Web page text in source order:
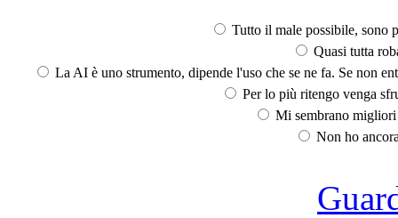
Tutto il male possibile, sono
Quasi tutta
La AI è uno strumento, dipende l'uso che se ne fa. Se non
Per lo più ritengo venga
Mi sembrano
Non ho